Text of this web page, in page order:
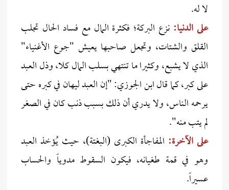
لا له.
على الدنيا: نزع البركة؛ فكثرة المال مع فساد الحال تجلب
القلق والشتات، وتجعل صاحبها يعيش "جوع الأغنياء"
الذي لا يشبع، وكثيرا ما تنتهي بسلب المال كلا، وذل العبد
على كبر، كما قال ابن الجوزي: "إن العبد ليهان في كبره حتى
يرحمه الناس، ولا يدري أن ذلك بسبب ذنب كان في الصغر
لم يتب منه".
على الآخرة: المفاجأة الكبرى (البغتة)، حيث يُؤخذ العبد
وهو في قمة طغيانه، فيكون السقوط مدوياً والحساب
عسيراً.